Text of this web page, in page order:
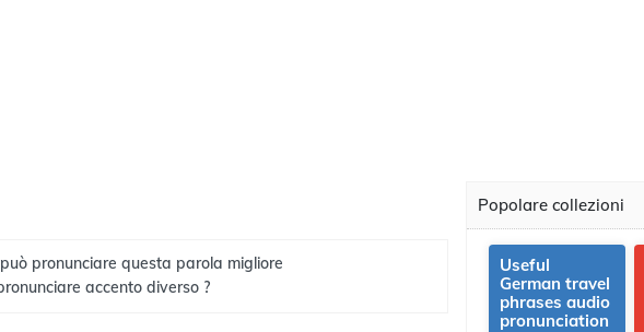
pronunciare questa parola migliore
accento diverso ?
Popolare collezioni
Useful
German travel
phrases audio
pronunciation